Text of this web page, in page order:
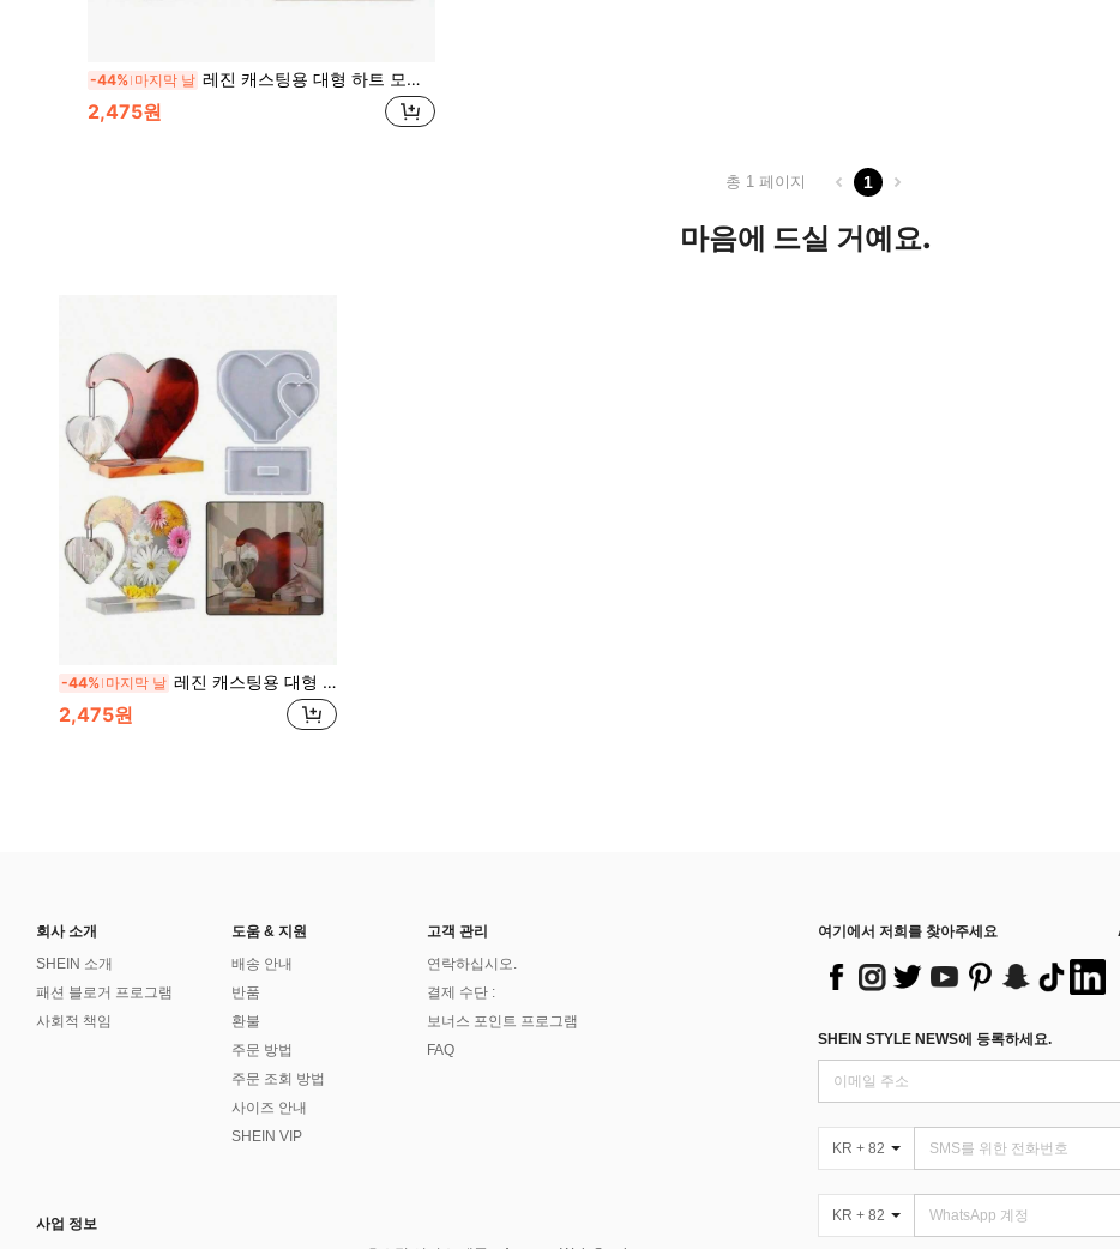
-44% 마지막 날 레진 캐스팅용 대형 하트 모양 실리콘 몰드 세트 - 이상적인 DIY 사진 하트 몰드, 발렌타인 데이 선물, 가정 및 결혼식 장식, 졸업식에 적합
2,475원
총 1 페이지 1
마음에 드실 거예요.
-44% 마지막 날 레진 캐스팅용 대형 하트 모양 실리콘 몰드 세트 - 이상적인 DIY 사진 하트 몰드, 발렌타인 데이 선물, 가정 및 결혼식 장식, 졸업식에 적합
2,475원
회사 소개
SHEIN 소개
패션 블로거 프로그램
사회적 책임
도움 & 지원
배송 안내
반품
환불
주문 방법
주문 조회 방법
사이즈 안내
SHEIN VIP
고객 관리
연락하십시오.
결제 수단 :
보너스 포인트 프로그램
FAQ
사업 정보
여기에서 저희를 찾아주세요
SHEIN STYLE NEWS에 등록하세요.
KR + 82
KR + 82